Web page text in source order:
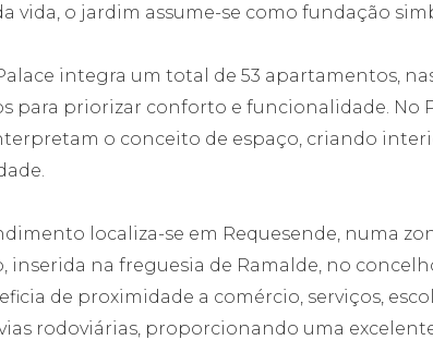
vida, o jardim assume-se como fundação
integra um total de 53 apartamentos,
para priorizar conforto e funcionalidade. No
o conceito de espaço, criando
localiza-se em Requesende, numa
inserida na freguesia de Ramalde, no
de proximidade a comércio, serviços,
rodoviárias, proporcionando uma